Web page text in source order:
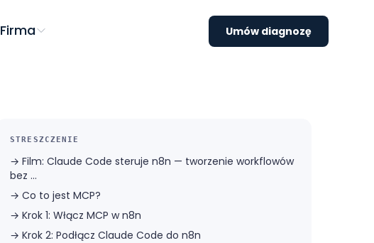
Firma Umów diagnozę
STRESZCZENIE
→Film: Claude Code steruje n8n — tworzenie workflowów
bez ...
→Co to jest MCP?
→Krok 1: Włącz MCP w n8n
→Krok 2: Podłącz Claude Code do n8n